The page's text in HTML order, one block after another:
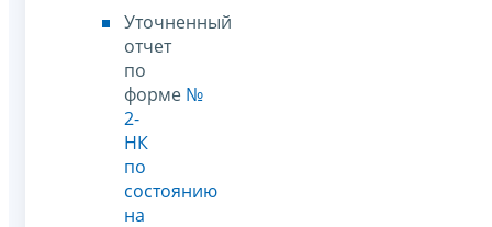
Уточненный
отчет
по
форме №
2-
НК
по
состоянию
на